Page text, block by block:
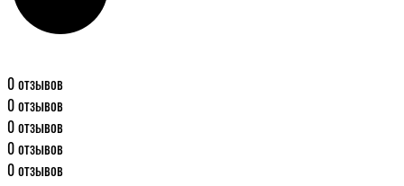
0 отзывов
0 отзывов
0 отзывов
0 отзывов
0 отзывов